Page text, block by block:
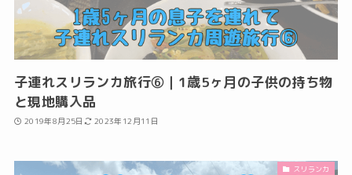
子連れスリランカ旅行⑥｜1歳5ヶ月の子供の持ち物
と現地購入品
2019年8月25日 2023年12月11日
スリランカ